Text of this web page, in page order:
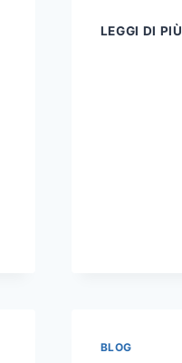
LEGGI DI PIÙ
BLOG